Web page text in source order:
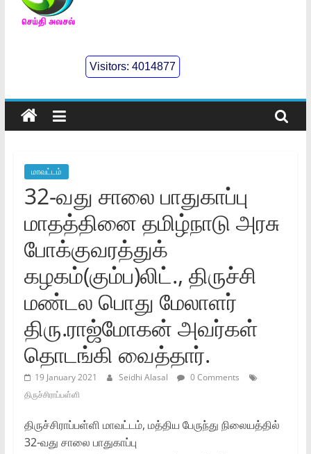
செய்திஅலசல்
Seidhialasal
Tamil
Online
Visitors:4014877
மாவட்டம்
32-வது சாலை பாதுகாப்பு
மாதத்தினை தமிழ்நாடு அரசு
போக்குவரத்துக்‌
கழகம்‌(கும்ப‌)லிட்‌., திருச்சி
மண்டல பொது மேலாளர்‌
திரு.ராஜ்மோகன்‌ அவர்கள்‌
தொடங்கி வைத்தார்‌.
19 January 2021 Seidhi Alasal
0 Comments
திருச்சிராப்பள்ளி
திருச்சிராப்பள்ளி மாவட்டம்‌, மத்திய பேருந்து நிலையத்தில்‌
32-வது சாலை பாதுகாப்பு